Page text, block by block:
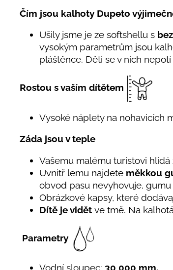
Čím jsou kalhoty Dupeto
Ušily jsme je ze softshellu s
vysokým parametrům jsou
pláštěnce. Děti se v nich
Rostou s vaším dítětem
Vysoké náplety na nohavicích
Záda jsou v teple
Vašemu malému turistovi hlídá
Uvnitř lemu najdete měkkou
obvod pasu nevyhovuje, gumu
Obrázkové kapsy, které
Dítě je vidět ve tmě. Na
Parametry
Vodní sloupec: 30 000 mm.